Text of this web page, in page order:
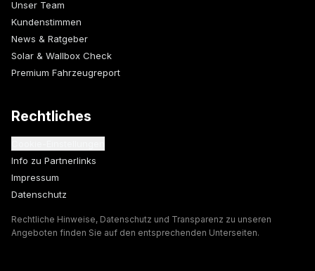
Unser Team
Kundenstimmen
News & Ratgeber
Solar & Wallbox Check
Premium Fahrzeugreport
Rechtliches
Info zu Partnerlinks
Impressum
Datenschutz
Rechtliche Hinweise, Datenschutz und Transparenz zu unseren
Angeboten finden Sie auf den entsprechenden Unterseiten.